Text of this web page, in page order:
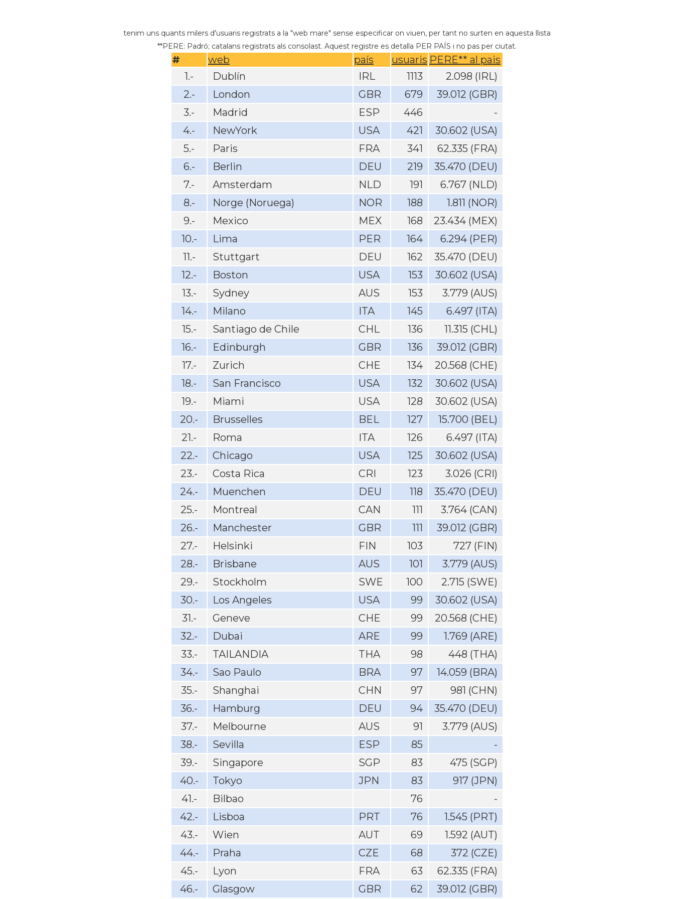
tenim uns quants milers d'usuaris registrats a la "web mare" sense especificar on viuen, per tant no surten en aquesta llista
**PERE: Padró; catalans registrats als consolast. Aquest registre es detalla PER PAÍS i no pas per ciutat.
# web país usuaris PERE** al pais
1.-
Dublín IRL 1113
2.098 (IRL)
2.-
London GBR 679
39.012 (GBR)
3.-
Madrid ESP 446
-
4.-
NewYork USA 421
30.602 (USA)
5.-
Paris FRA 341
62.335 (FRA)
6.-
Berlin DEU 219
35.470 (DEU)
7.-
Amsterdam NLD 191
6.767 (NLD)
8.-
Norge (Noruega) NOR 188
1.811 (NOR)
9.-
Mexico MEX 168
23.434 (MEX)
10.-
Lima PER 164
6.294 (PER)
11.-
Stuttgart DEU 162
35.470 (DEU)
12.-
Boston USA 153
30.602 (USA)
13.-
Sydney AUS 153
3.779 (AUS)
14.-
Milano ITA 145
6.497 (ITA)
15.-
Santiago de Chile CHL 136
11.315 (CHL)
16.-
Edinburgh GBR 136
39.012 (GBR)
17.-
Zurich CHE 134
20.568 (CHE)
18.-
San Francisco USA 132
30.602 (USA)
19.-
Miami USA 128
30.602 (USA)
20.-
Brusselles BEL 127
15.700 (BEL)
21.-
Roma ITA 126
6.497 (ITA)
22.-
Chicago USA 125
30.602 (USA)
23.-
Costa Rica CRI 123
3.026 (CRI)
24.-
Muenchen DEU 118
35.470 (DEU)
25.-
Montreal CAN 111
3.764 (CAN)
26.-
Manchester GBR 111
39.012 (GBR)
27.-
Helsinki FIN 103
727 (FIN)
28.-
Brisbane AUS 101
3.779 (AUS)
29.-
Stockholm SWE 100
2.715 (SWE)
30.-
Los Angeles USA 99
30.602 (USA)
31.-
Geneve CHE 99
20.568 (CHE)
32.-
Dubai ARE 99
1.769 (ARE)
33.-
TAILANDIA THA 98
448 (THA)
34.-
Sao Paulo BRA 97
14.059 (BRA)
35.-
Shanghai CHN 97
981 (CHN)
36.-
Hamburg DEU 94
35.470 (DEU)
37.-
Melbourne AUS 91
3.779 (AUS)
38.-
Sevilla ESP 85
-
39.-
Singapore SGP 83
475 (SGP)
40.-
Tokyo JPN 83
917 (JPN)
41.-
Bilbao 76
-
42.-
Lisboa PRT 76
1.545 (PRT)
43.-
Wien AUT 69
1.592 (AUT)
44.-
Praha CZE 68
372 (CZE)
45.-
Lyon FRA 63
62.335 (FRA)
46.-
Glasgow GBR 62 39.012 (GBR)